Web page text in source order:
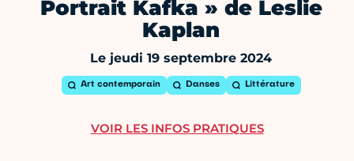
Portrait Kafka » de Leslie
Kaplan
Le jeudi 19 septembre 2024
Art contemporain Danses Littérature
VOIR LES INFOS PRATIQUES